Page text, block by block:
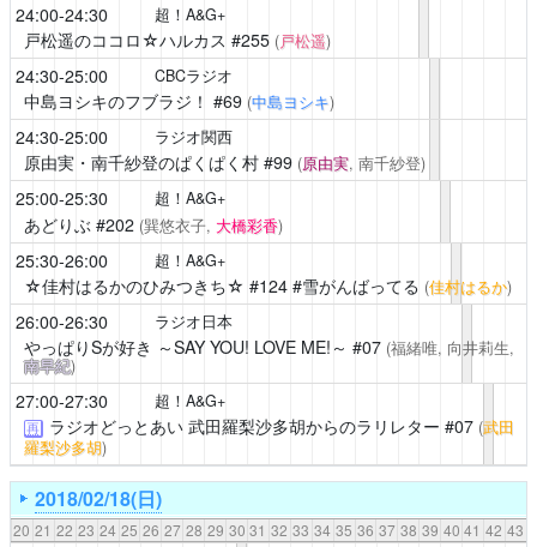
24:00-24:30 超！A&G+
戸松遥のココロ☆ハルカス #255 (戸松遥)
24:30-25:00 CBCラジオ
中島ヨシキのフブラジ！ #69 (中島ヨシキ)
24:30-25:00 ラジオ関西
原由実・南千紗登のぱくぱく村#99 (原由実, 南千紗登)
25:00-25:30 超！A&G+
あどりぶ #202 (巽悠衣子, 大橋彩香)
25:30-26:00 超！A&G+
☆佳村はるかのひみつきち☆ #124 #雪がんばってる (佳村はるか)
26:00-26:30 ラジオ日本
やっぱりSが好き ～SAY YOU! LOVE ME!～ #07 (福緒唯, 向井莉生,
南早紀)
27:00-27:30 超！A&G+
再 ラジオどっとあい 武田羅梨沙多胡からのラリレター #07 (武田
羅梨沙多胡)
2018/02/18(日)
20 21 22 23 24 25 26 27 28 29 30 31 32 33 34 35 36 37 38 39 40 41 42 43